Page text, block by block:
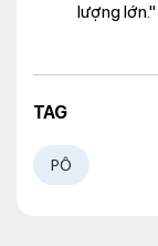
lượng lớn."
TAG
PÔ